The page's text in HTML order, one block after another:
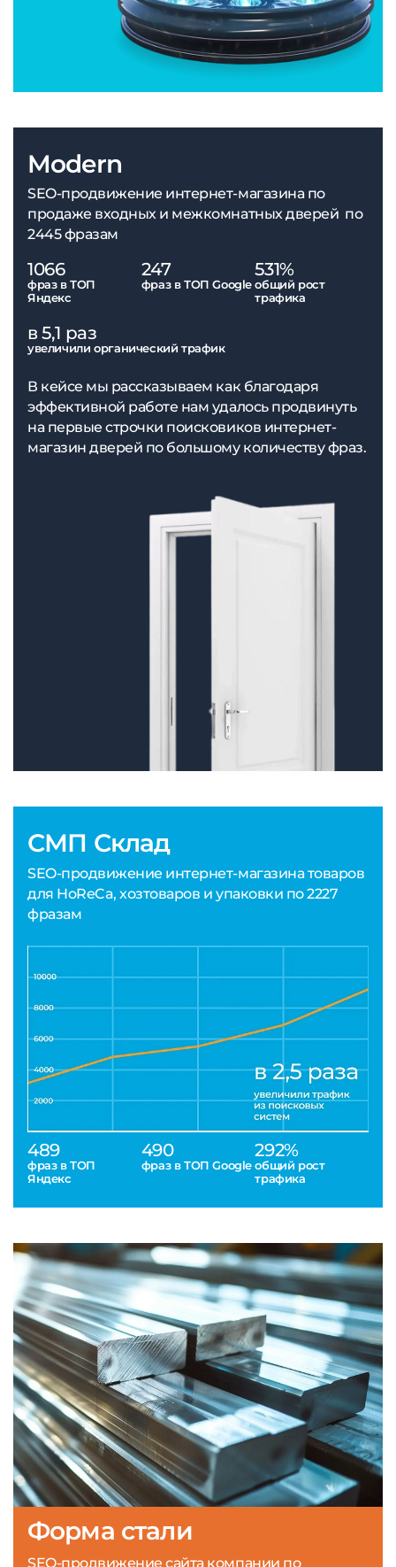
СМП Склад
SEO-продвижение интернет-магазина товаров
для HoReCa, хозтоваров и упаковки по 2227
фразам
489
фраз в ТОП
Яндекс
490
фраз в ТОП Google
292%
общий рост
трафика
Modern
SEO-продвижение интернет-магазина по
продаже входных и межкомнатных дверей по
2445 фразам
1066
фраз в ТОП
Яндекс
247
фраз в ТОП Google
531%
общий рост
трафика
в 5,1 раз
увеличили органический трафик
В кейсе мы рассказываем как благодаря
эффективной работе нам удалось продвинуть
на первые строчки поисковиков интернет-
магазин дверей по большому количеству фраз.
Форма стали
SEO-продвижение сайта компании по